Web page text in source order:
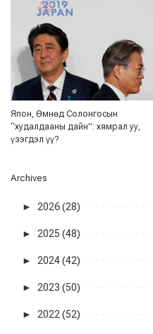
Япон, Өмнөд Солонгосын
“худалдааны дайн”: хямрал уу,
үзэгдэл үү?
Archives
► 2026 (28)
► 2025 (48)
► 2024 (42)
► 2023 (50)
► 2022 (52)